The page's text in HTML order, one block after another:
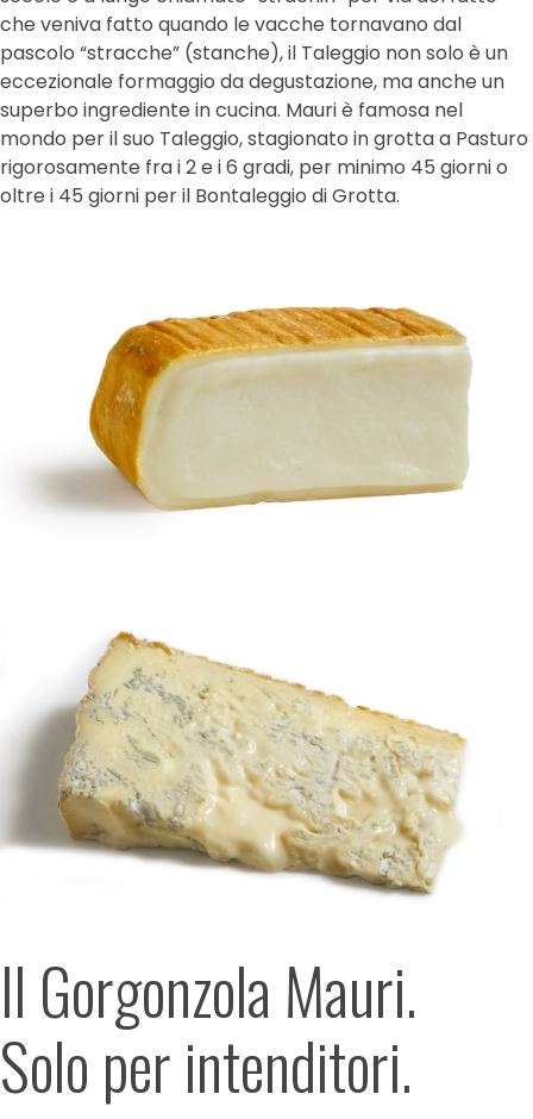
che veniva fatto quando le vacche tornavano dal
pascolo “stracche” (stanche), il Taleggio non solo è un
eccezionale formaggio da degustazione, ma anche un
superbo ingrediente in cucina. Mauri è famosa nel
mondo per il suo Taleggio, stagionato in grotta a Pasturo
rigorosamente fra i 2 e i 6 gradi, per minimo 45 giorni o
oltre i 45 giorni per il Bontaleggio di Grotta.
Il Gorgonzola Mauri.
Solo per intenditori.